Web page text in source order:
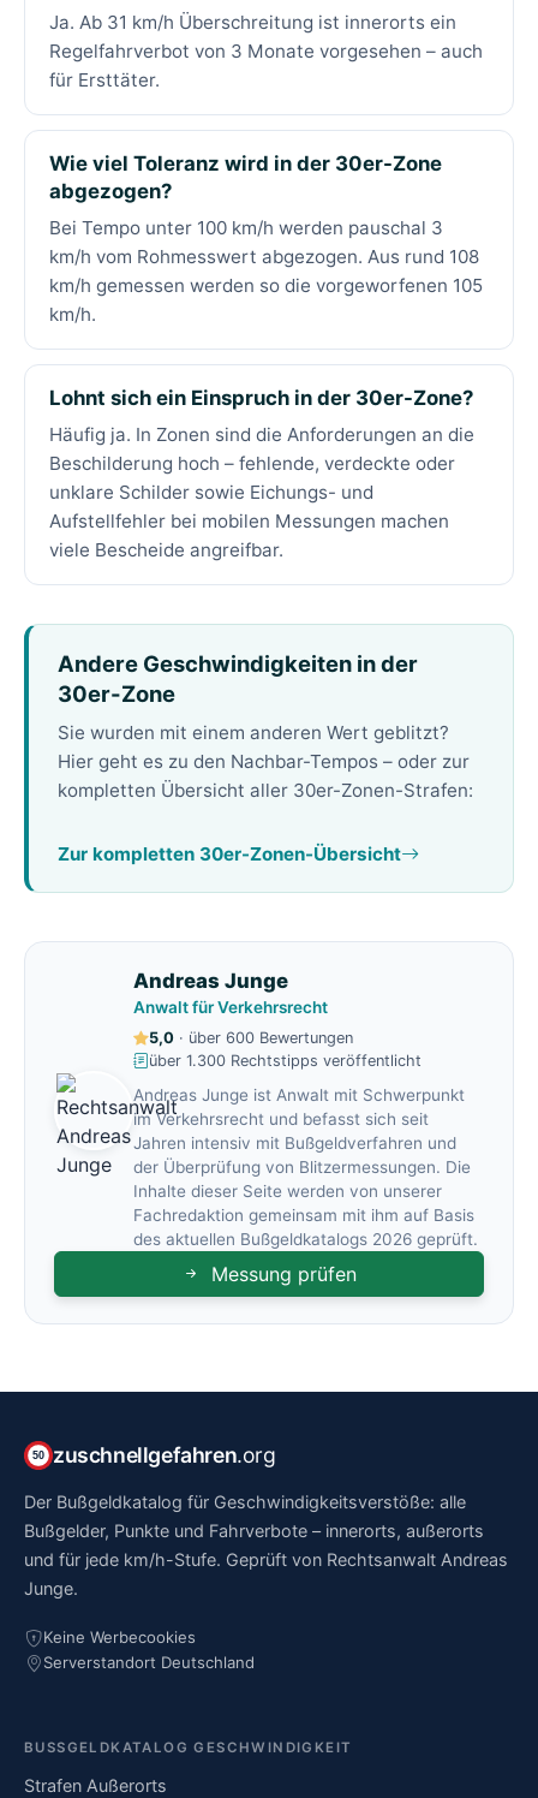
Ja. Ab 31 km/h Überschreitung ist innerorts ein
Regelfahrverbot von 3 Monate vorgesehen – auch
für Ersttäter.
Wie viel Toleranz wird in der 30er-Zone
abgezogen?
Bei Tempo unter 100 km/h werden pauschal 3
km/h vom Rohmesswert abgezogen. Aus rund 108
km/h gemessen werden so die vorgeworfenen 105
km/h.
Lohnt sich ein Einspruch in der 30er-Zone?
Häufig ja. In Zonen sind die Anforderungen an die
Beschilderung hoch – fehlende, verdeckte oder
unklare Schilder sowie Eichungs- und
Aufstellfehler bei mobilen Messungen machen
viele Bescheide angreifbar.
Andere Geschwindigkeiten in der
30er-Zone
Sie wurden mit einem anderen Wert geblitzt?
Hier geht es zu den Nachbar-Tempos – oder zur
kompletten Übersicht aller 30er-Zonen-Strafen:
Zur kompletten 30er-Zonen-Übersicht
Andreas Junge
Anwalt für Verkehrsrecht
5,0 · über 600 Bewertungen
über 1.300 Rechtstipps veröffentlicht
Andreas Junge ist Anwalt mit Schwerpunkt
im Verkehrsrecht und befasst sich seit
Jahren intensiv mit Bußgeldverfahren und
der Überprüfung von Blitzermessungen. Die
Inhalte dieser Seite werden von unserer
Fachredaktion gemeinsam mit ihm auf Basis
des aktuellen Bußgeldkatalogs 2026 geprüft.
Messung prüfen
50 zuschnellgefahren.org
Der Bußgeldkatalog für Geschwindigkeitsverstöße: alle
Bußgelder, Punkte und Fahrverbote – innerorts, außerorts
und für jede km/h-Stufe. Geprüft von Rechtsanwalt Andreas
Junge.
Keine Werbecookies
Serverstandort Deutschland
BUSSGELDKATALOG GESCHWINDIGKEIT
Strafen Außerorts